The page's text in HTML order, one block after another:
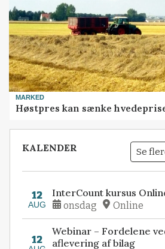
MARKED
Høstpres kan sænke
KALENDER Se
12
AUG
InterCount kursus
onsdag Online
12
Webinar – Fordelene
aflevering af bilag